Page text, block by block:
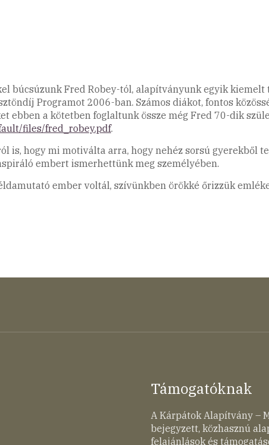
búcsúzunk Fred Robey-tól, alapítványunk egyik
Programot 2006-ban. Számos diákot, fontos
ebben a kötetben foglaltunk össze még Fred 70-dik
files/fred_robey.pdf.
is, hogy mi motiválta arra, hogy nehéz sorsú gyerekből
embert ismerhettünk meg személyében.
ember voltál, szívünkben örökké őrizzük
Támogatóknak
A Kárpátok Alapítvány –
bejegyzett, közhasznú
felajánlások és